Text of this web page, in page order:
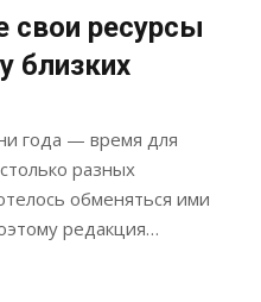
свои ресурсы
близких
года — время для
разных
обменяться ими
редакция…